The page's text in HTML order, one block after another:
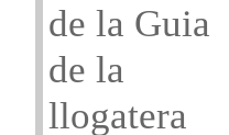
de la Guia
de la
llogatera